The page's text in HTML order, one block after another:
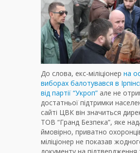
До слова, екс-міліціонер на
виборах балотувався в
від партії “Укроп” але не
достатньої підтримки
сайті ЦВК він значиться
ТОВ “Гранд Безпека”, яке
ймовірно, приватно
міліціонер не показав